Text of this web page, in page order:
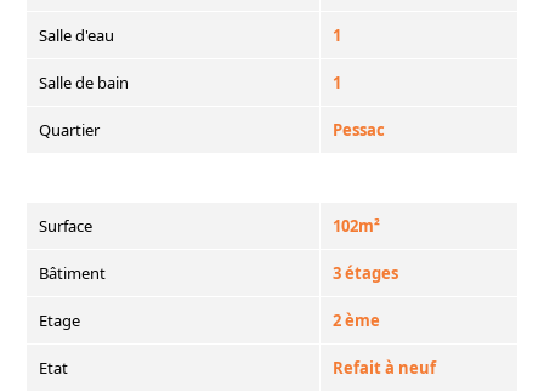
Salle d'eau 1
Salle de bain 1
Quartier Pessac
Surface 102m²
Bâtiment 3 étages
Etage 2 ème
Etat Refait à neuf